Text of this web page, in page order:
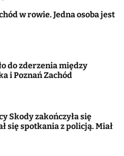
w rowie. Jedna osoba jest
do zderzenia między
i Poznań Zachód
Skody zakończyła się
się spotkania z policją. Miał